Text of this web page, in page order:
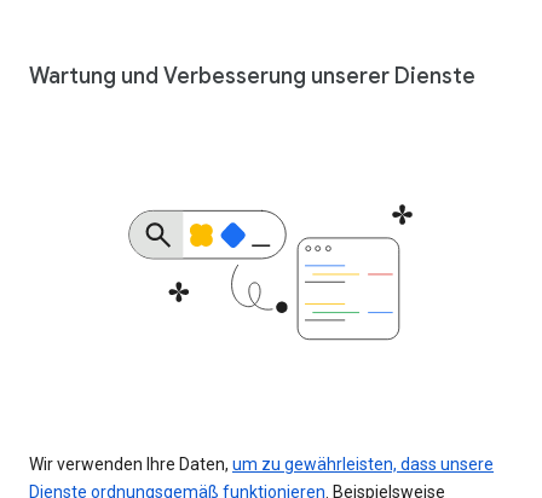
Wartung und Verbesserung unserer Dienste
Wir verwenden Ihre Daten, um zu gewährleisten, dass unsere
Dienste ordnungsgemäß funktionieren . Beispielsweise